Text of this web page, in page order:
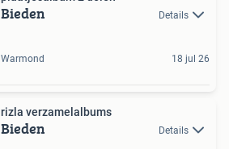
Bieden Details
Warmond 18 jul 26
rizla verzamelalbums
Bieden Details